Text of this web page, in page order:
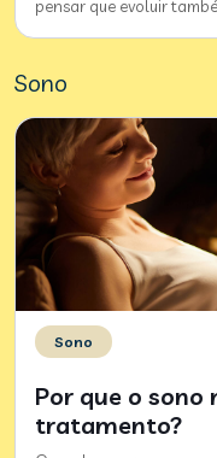
pensar que evoluir
Sono
Sono
Por que o
tratamento?